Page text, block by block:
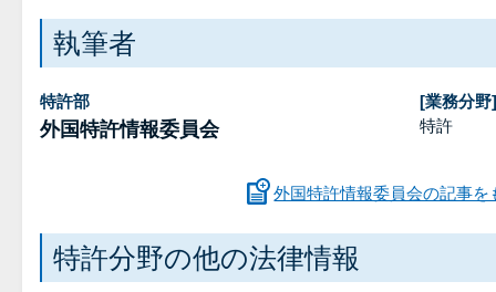
執筆者
特許部
外国特許情報委員会
[業務分野]
特許
外国特許情報委員会の記事を
特許分野の他の法律情報